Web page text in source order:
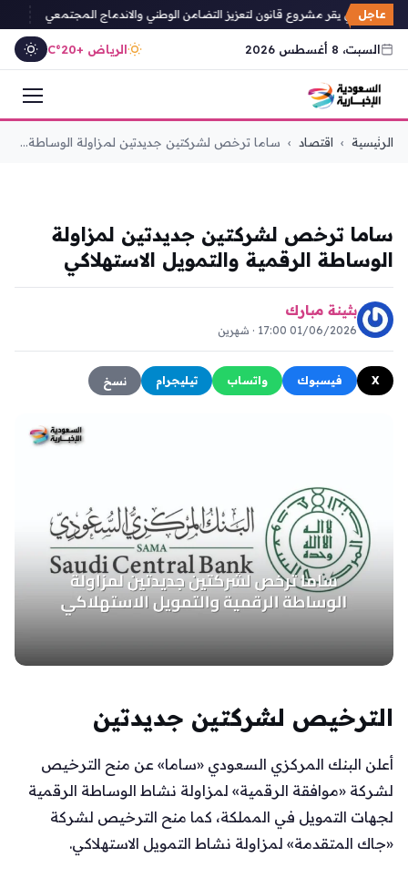
عاجل
التركي يقر مشروع قانون لتعزيز التضامن الوطني والاندماج المجتمعي
السبت، 8 أغسطس 2026 الرياض +20°C
التجاوز
الرئيسية › اقتصاد › ساما ترخص لشركتين جديدتين لمزاولة الوساطة...
ساما ترخص لشركتين جديدتين لمزاولة
الوساطة الرقمية والتمويل الاستهلاكي
بثينة مبارك
01/06/2026 17:00 · شهرين
X فيسبوك واتساب تيليجرام نسخ
الترخيص لشركتين جديدتين
أعلن البنك المركزي السعودي «ساما» عن منح الترخيص
لشركة «موافقة الرقمية» لمزاولة نشاط الوساطة الرقمية
لجهات التمويل في المملكة، كما منح الترخيص لشركة
«جاك المتقدمة» لمزاولة نشاط التمويل الاستهلاكي.